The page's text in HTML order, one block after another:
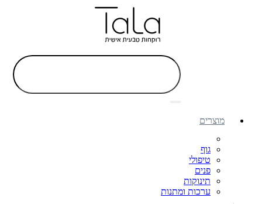
מוצרים
גוף
טיפולי
פנים
תינוקות
ערכות ומתנות